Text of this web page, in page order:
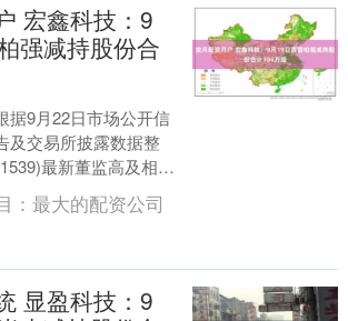
宏鑫科技：9
强减持股份合
据9月22日市场公开信
及交易所披露数据整
最新董监高及相关
2025年9月19日公司
： 最大的配资公司
显盈科技：9